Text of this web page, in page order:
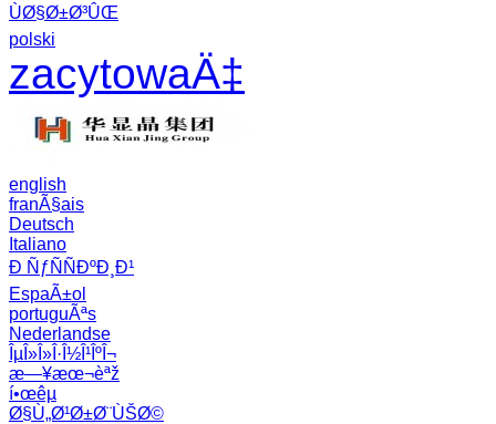
ÙØ§Ø±Ø³ÛŒ
polski
zacytowaÄ‡
english
franÃ§ais
Deutsch
Italiano
Ð ÑƒÑÑÐºÐ¸Ð¹
EspaÃ±ol
portuguÃªs
Nederlandse
ÎµÎ»Î»Î·Î½Î¹ÎºÎ¬
æ—¥æœ¬èªž
í•œêµ­
Ø§Ù„Ø¹Ø±Ø¨ÙŠØ©